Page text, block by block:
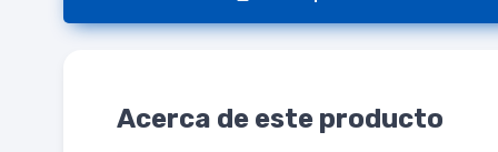
Acerca de este producto